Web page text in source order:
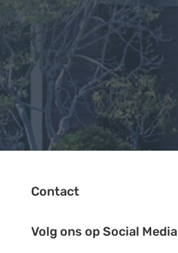
Contact
Volg ons op Social Media